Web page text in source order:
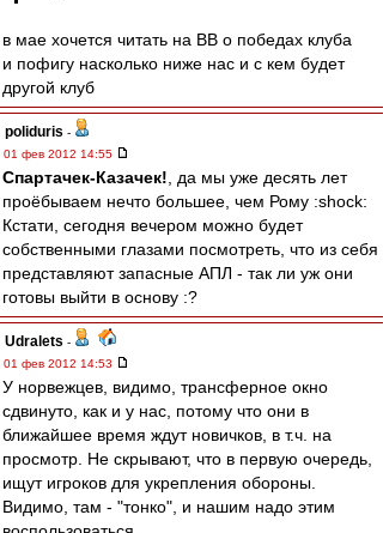
в мае хочется читать на ВВ о победах клуба
и пофигу насколько ниже нас и с кем будет
другой клуб
poliduris -
01 фев 2012 14:55
Спартачек-Казачек! , да мы уже десять лет
проёбываем нечто большее, чем Рому :shock:
Кстати, сегодня вечером можно будет
собственными глазами посмотреть, что из себя
представляют запасные АПЛ - так ли уж они
готовы выйти в основу :?
Udralets -
01 фев 2012 14:53
У норвежцев, видимо, трансферное окно
сдвинуто, как и у нас, потому что они в
ближайшее время ждут новичков, в т.ч. на
просмотр. Не скрывают, что в первую очередь,
ищут игроков для укрепления обороны.
Видимо, там - "тонко", и нашим надо этим